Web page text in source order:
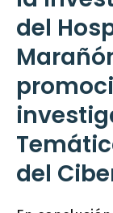
del
del